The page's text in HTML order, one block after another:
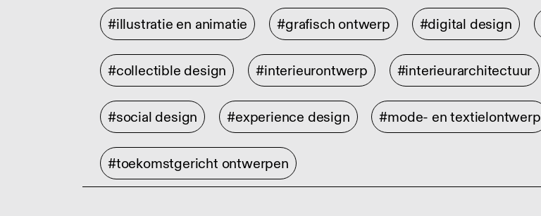
#illustratie en animatie #grafisch ontwerp #digital design
#collectible design #interieurontwerp #interieurarchitectuur
#social design #experience design #mode- en textielontwerp
#toekomstgericht ontwerpen